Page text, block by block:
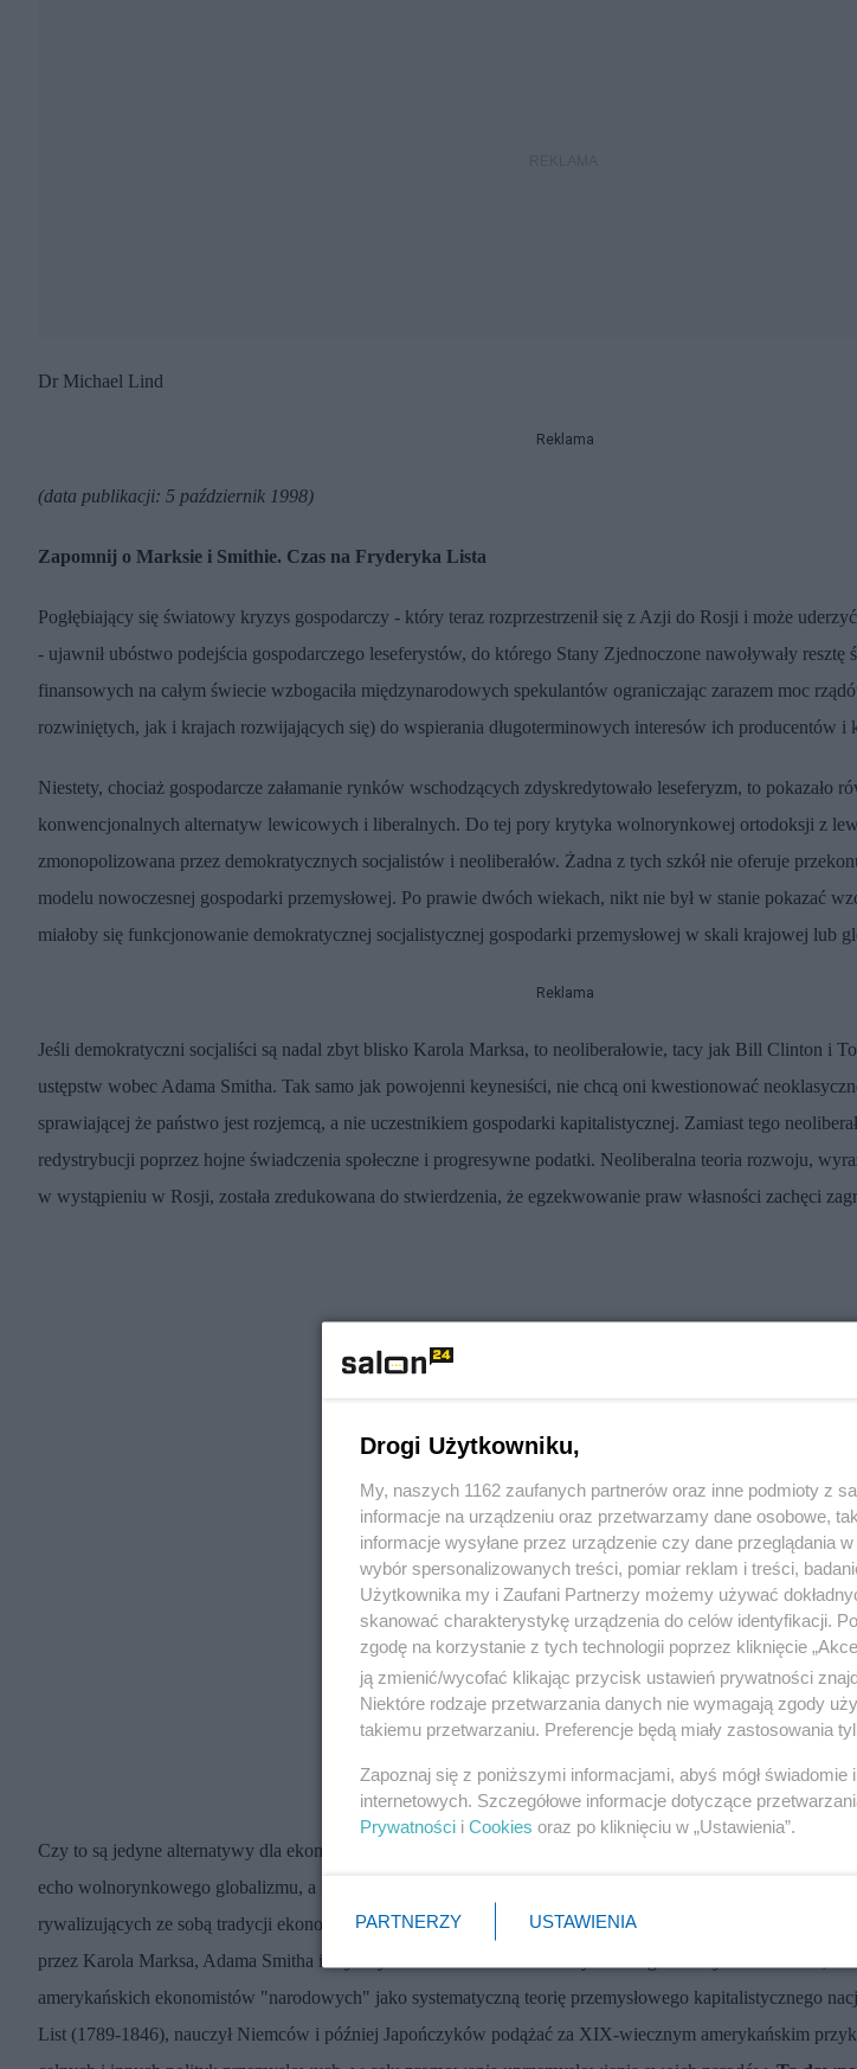
Dr Michael Lind
Reklama
(data publikacji: 5 październik 1998)
Zapomnij o Marksie i Smithie. Czas na Fryderyka Lista
Pogłębiający się światowy kryzys gospodarczy - który teraz rozprzestrzenił się z Azji do Rosji i może
- ujawnił ubóstwo podejścia gospodarczego leseferystów, do którego Stany Zjednoczone nawoływały
finansowych na całym świecie wzbogaciła międzynarodowych spekulantów ograniczając zarazem moc
rozwiniętych, jak i krajach rozwijających się) do wspierania długoterminowych interesów ich producentów i
Niestety, chociaż gospodarcze załamanie rynków wschodzących zdyskredytowało leseferyzm, to pokazało
konwencjonalnych alternatyw lewicowych i liberalnych. Do tej pory krytyka wolnorynkowej ortodoksji z
zmonopolizowana przez demokratycznych socjalistów i neoliberałów. Żadna z tych szkół nie oferuje
modelu nowoczesnej gospodarki przemysłowej. Po prawie dwóch wiekach, nikt nie był w stanie pokazać
miałoby się funkcjonowanie demokratycznej socjalistycznej gospodarki przemysłowej w skali krajowej lub
Reklama
Jeśli demokratyczni socjaliści są nadal zbyt blisko Karola Marksa, to neoliberałowie, tacy jak Bill Clinton i
ustępstw wobec Adama Smitha. Tak samo jak powojenni keynesiści, nie chcą oni kwestionować
sprawiającej że państwo jest rozjemcą, a nie uczestnikiem gospodarki kapitalistycznej. Zamiast tego
redystrybucji poprzez hojne świadczenia społeczne i progresywne podatki. Neoliberalna teoria rozwoju,
w wystąpieniu w Rosji, została zredukowana do stwierdzenia, że egzekwowanie praw własności zachęci
Czy to są jedyne alternatywy dla ekonomii politycznej prawicy - zaczątkowy demokratyczny socjalizm albo
echo wolnorynkowego globalizmu, a nie wybór? Ważne jest, aby przypomnieć, że socjalizm i liberalizm
rywalizujących ze sobą tradycji ekonomii politycznej, które pojawiły się w pierwszej połowie XIX wieku.
przez Karola Marksa, Adama Smitha i Fryderyka Lista - niemiecko-amerykańskiego teoretyka i działacza,
amerykańskich ekonomistów "narodowych" jako systematyczną teorię przemysłowego kapitalistycznego
List (1789-1846), nauczył Niemców i później Japończyków podążać za XIX-wiecznym amerykańskim
Drogi Użytkowniku,
My, naszych 1162 zaufanych partnerów oraz inne podmioty z
informacje na urządzeniu oraz przetwarzamy dane osobowe,
informacje wysyłane przez urządzenie czy dane przeglądania
wybór spersonalizowanych treści, pomiar reklam i treści,
Użytkownika my i Zaufani Partnerzy możemy używać
skanować charakterystykę urządzenia do celów identyfikacji.
zgodę na korzystanie z tych technologii poprzez kliknięcie
ją zmienić/wycofać klikając przycisk ustawień prywatności
Niektóre rodzaje przetwarzania danych nie wymagają zgody
takiemu przetwarzaniu. Preferencje będą miały zastosowania
Zapoznaj się z poniższymi informacjami, abyś mógł
internetowych. Szczegółowe informacje dotyczące
Prywatności i Cookies oraz po kliknięciu w „Ustawienia”.
PARTNERZY USTAWIENIA